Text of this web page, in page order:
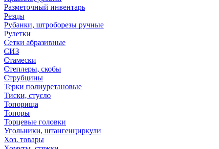
Разметочный инвентарь
Резцы
Рубанки, штроборезы ручные
Рулетки
Сетки абразивные
СИЗ
Стамески
Степлеры, скобы
Струбцины
Терки полиуретановые
Тиски, стусло
Топорища
Топоры
Торцевые головки
Угольники, штангенциркули
Хоз. товары